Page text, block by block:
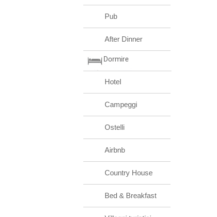
Pub
After Dinner
Dormire
Hotel
Campeggi
Ostelli
Airbnb
Country House
Bed & Breakfast